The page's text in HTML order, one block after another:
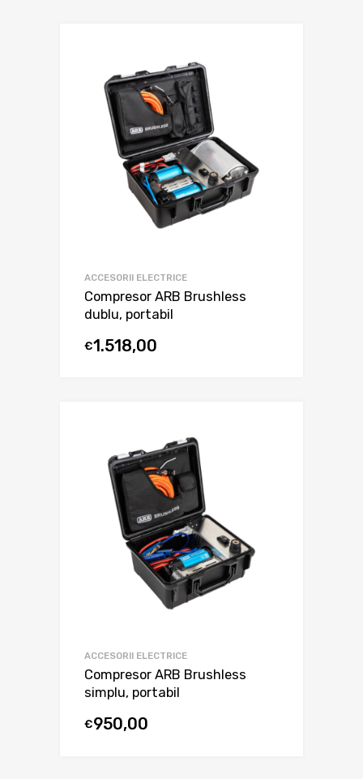
ACCESORII ELECTRICE
Compresor ARB Brushless
dublu, portabil
€1.518,00
ACCESORII ELECTRICE
Compresor ARB Brushless
simplu, portabil
€950,00